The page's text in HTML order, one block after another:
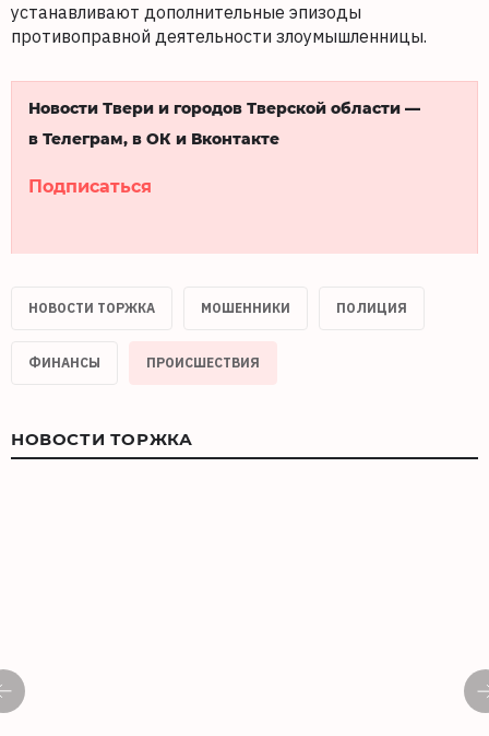
устанавливают дополнительные эпизоды
противоправной деятельности злоумышленницы.
Новости Твери и городов Тверской области —
в Телеграм, в ОК и Вконтакте
Подписаться
НОВОСТИ ТОРЖКА МОШЕННИКИ ПОЛИЦИЯ
ФИНАНСЫ ПРОИСШЕСТВИЯ
НОВОСТИ ТОРЖКА